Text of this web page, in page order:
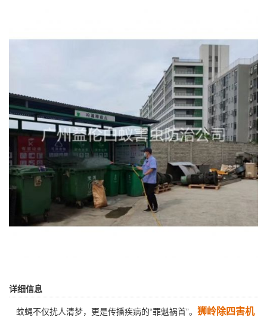
详细信息
蚊蝇不仅扰人清梦，更是传播疾病的“罪魁祸首”。 狮岭除四害机